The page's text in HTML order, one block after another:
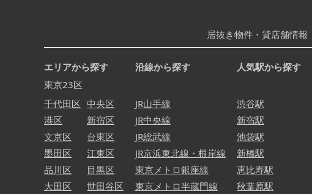
居抜き物件・貸店舗情報
エリアから探す
東京23区
千代田区
港区
文京区
墨田区
品川区
大田区
中央区
新宿区
台東区
江東区
目黒区
世田谷区
沿線から探す
JR山手線
JR中央線
JR総武線
JR京浜東北線・根岸線
東京メトロ銀座線
東京メトロ半蔵門線
人気駅から探す
渋谷駅
新宿駅
池袋駅
新橋駅
恵比寿駅
秋葉原駅